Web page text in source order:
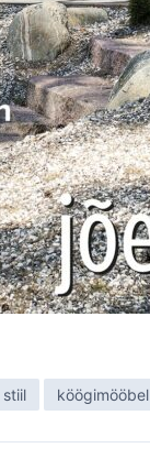
stiil köögimööbel